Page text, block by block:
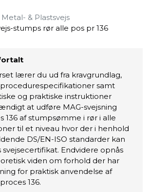
Metal- & Plastsvejs
stumps rør alle pos pr 136
lærer du ud fra kravgrundlag,
samt
og praktiske instruktioner
at udføre MAG-svejsning
136 af stumpsømme i rør i alle
til et niveau hvor der i henhold
DS/EN-ISO standarder kan
svejsecertifikat. Endvidere opnås
viden om forhold der har
for praktisk anvendelse af
136.